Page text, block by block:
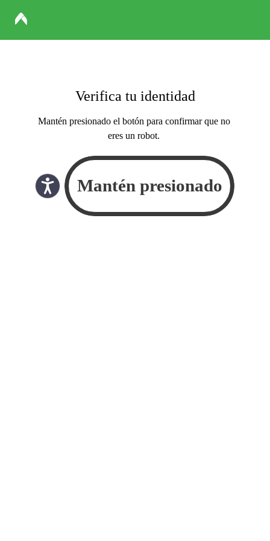
Verifica tu identidad
Mantén presionado el botón para confirmar que no
eres un robot.